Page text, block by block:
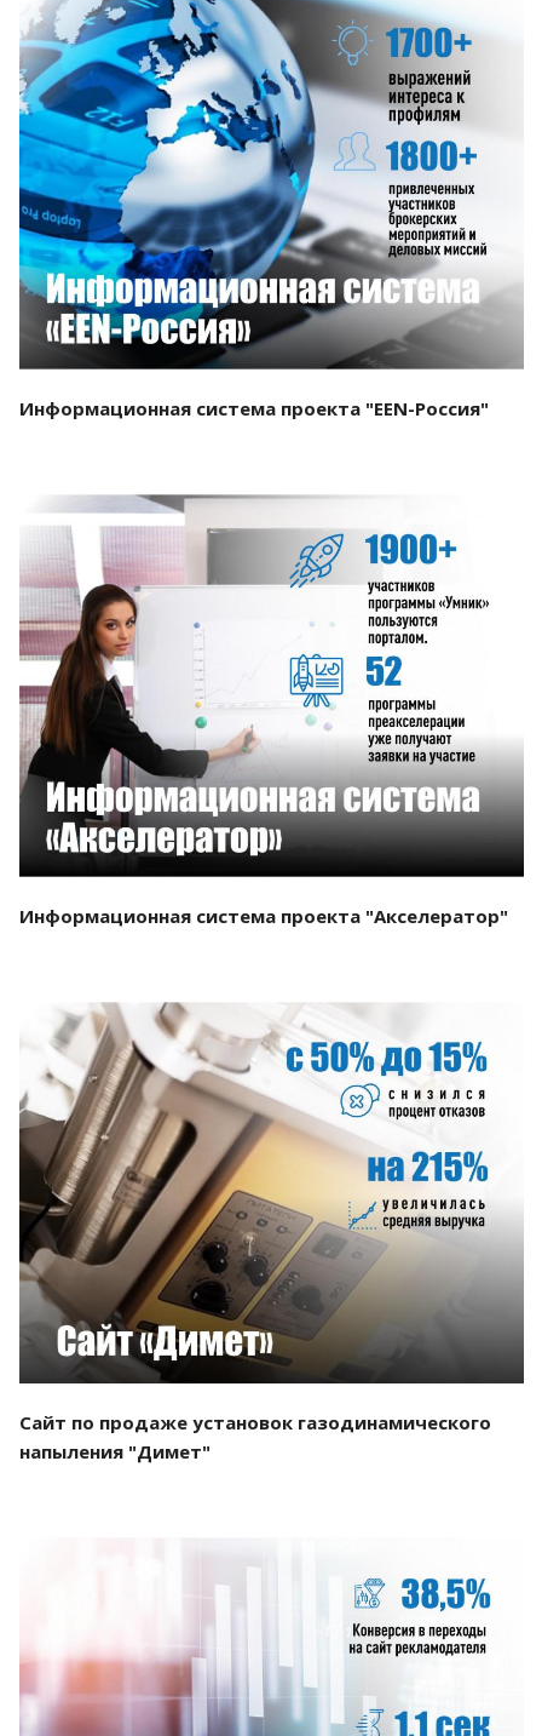
Смотреть проект
Информационная система проекта "EEN-Россия"
Смотреть проект
Информационная система проекта "Акселератор"
Смотреть проект
Сайт по продаже установок газодинамического
напыления "Димет"